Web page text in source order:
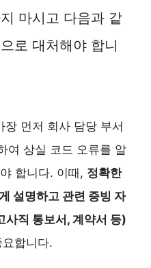
마시고 다음과 같
로 대처해야 합니
장 먼저 회사 담당 부서
여 상실 코드 오류를 알
합니다. 이때, 정확한
설명하고 관련 증빙 자
사직 통보서, 계약서 등)
합니다.